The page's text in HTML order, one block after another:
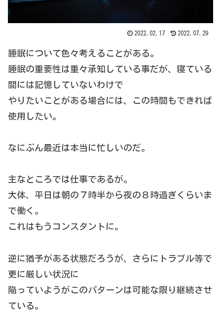
2022.02.17 2022.07.29
睡眠について色々考えることがある。
睡眠の重要性は重々承知している事だが、寝ている
間には記憶していないわけで
やりたいことがある場合には、この時間もできれば
使用したい。
なにぶん最近は本当に忙しいのだ。
主なところでは仕事であるが。
大体、平日は朝の７時半から夜の８時過ぎくらいま
で働く。
これはもうコンスタントに。
逆に猶予がある状態だろうが、さらにトラブル等で
更に厳しい状況に
陥っていようがこのパターンは可能な限り継続させ
ている。